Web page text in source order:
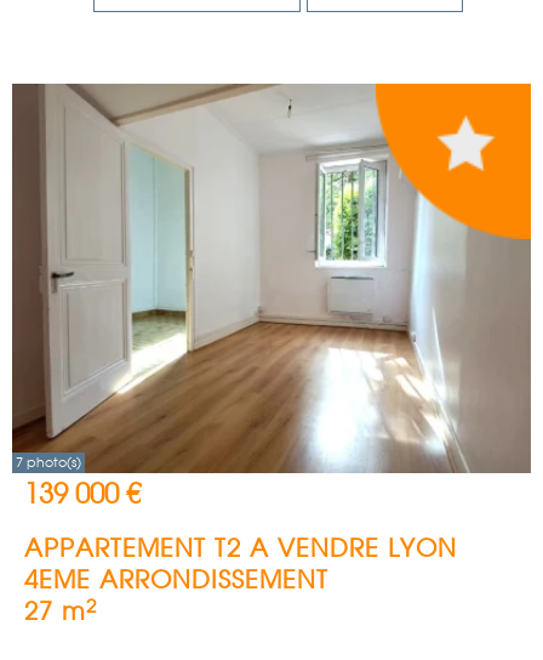
7 photo(s)
139 000 €
APPARTEMENT T2 A VENDRE LYON
4EME ARRONDISSEMENT
27 m2